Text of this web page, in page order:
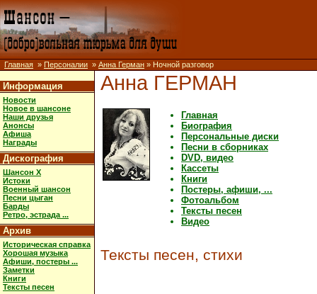
Главная » Персоналии » Анна Герман » Ночной разговор
Информация
Новости
Новое в шансоне
Наши друзья
Анонсы
Афиша
Награды
Дискография
Шансон X
Истоки
Военный шансон
Песни цыган
Барды
Ретро, эстрада ...
Архив
Историческая справка
Хорошая музыка
Афиши, постеры ...
Заметки
Книги
Тексты песен
Анна ГЕРМАН
Главная
Биография
Персональные диски
Песни в сборниках
DVD, видео
Кассеты
Книги
Постеры, афиши, ...
Фотоальбом
Тексты песен
Видео
Тексты песен, стихи